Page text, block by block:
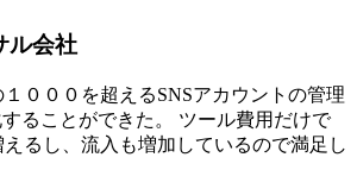
ル会社
０００を超えるSNSアカウントの管理
ることができた。 ツール費用だけで
るし、流入も増加しているので満足し